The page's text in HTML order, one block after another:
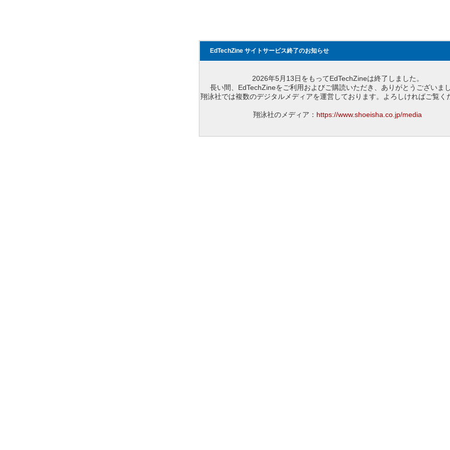
EdTechZine サイトサービス終了のお知らせ
2026年5月13日をもってEdTechZineは終了しました。
長い間、EdTechZineをご利用およびご購読いただき、ありがとうございまし
翔泳社では複数のデジタルメディアを運営しております。よろしければご覧く
翔泳社のメディア： https://www.shoeisha.co.jp/media